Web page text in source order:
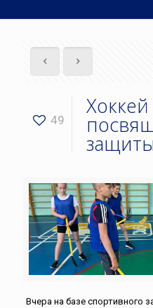
49
Вчера на базе спортивного